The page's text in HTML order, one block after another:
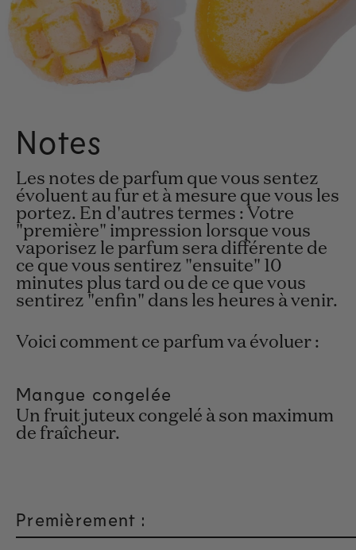
Notes
Les notes de parfum que vous sentez
évoluent au fur et à mesure que vous les
portez. En d'autres termes : Votre
"première" impression lorsque vous
vaporisez le parfum sera différente de
ce que vous sentirez "ensuite" 10
minutes plus tard ou de ce que vous
sentirez "enfin" dans les heures à venir.
Voici comment ce parfum va évoluer :
Mangue congelée
Un fruit juteux congelé à son maximum
de fraîcheur.
Premièrement :